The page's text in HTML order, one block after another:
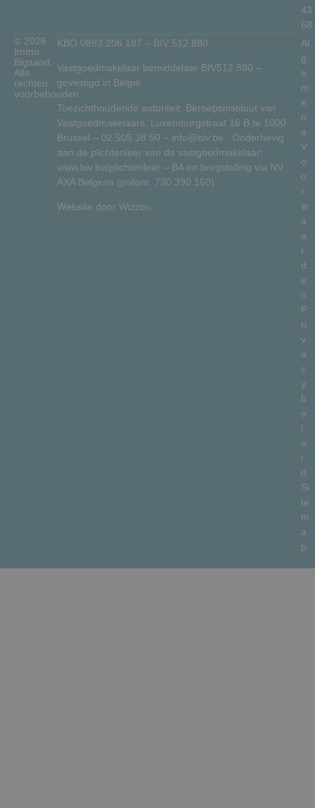
43
68
© 2026
Immo
Bigsand.
Alle
rechten
voorbehouden
KBO 0893 206 187 – BIV 512.880
Vastgoedmakelaar bemiddelaar BIV512.880 –
gevestigd in België.
Toezichthoudende autoriteit: Beroepsinstituut van
Vastgoedmakelaars, Luxemburgstraat 16 B te 1000
Brussel – 02 505 38 50 – info@biv.be . Onderhevig
aan de plichtenleer van de vastgoedmakelaar:
www.biv.be/plichtenleer – BA en borgstelling via NV
AXA Belgium (polisnr. 730.390.160)
Website door Wizzou
Al
g
e
m
e
n
e
V
o
o
r
w
a
a
r
d
e
n
P
ri
v
a
c
y
b
e
l
e
i
d
Si
te
m
a
p